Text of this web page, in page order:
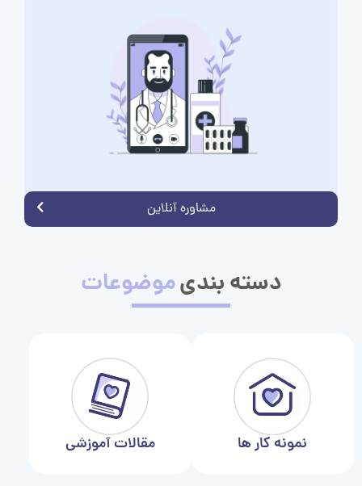
مشاوره آنلاین
دسته بندیموضوعات
نمونه کار ها مقالات آموزشی